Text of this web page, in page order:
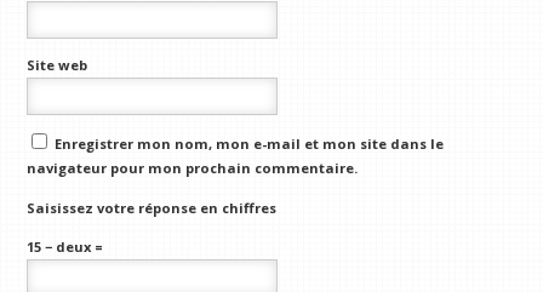
Site web
Enregistrer mon nom, mon e-mail et mon site dans le
navigateur pour mon prochain commentaire.
Saisissez votre réponse en chiffres
15 − deux =